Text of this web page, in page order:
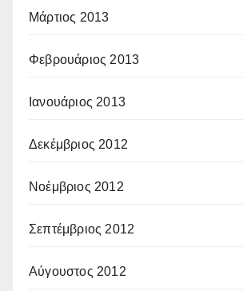
Μάρτιος 2013
Φεβρουάριος 2013
Ιανουάριος 2013
Δεκέμβριος 2012
Νοέμβριος 2012
Σεπτέμβριος 2012
Αύγουστος 2012